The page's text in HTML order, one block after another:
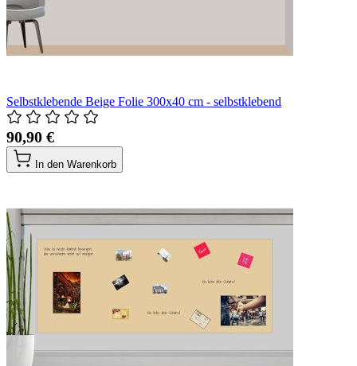
Selbstklebende Beige Folie 300x40 cm - selbstklebend
90,90 €
In den Warenkorb